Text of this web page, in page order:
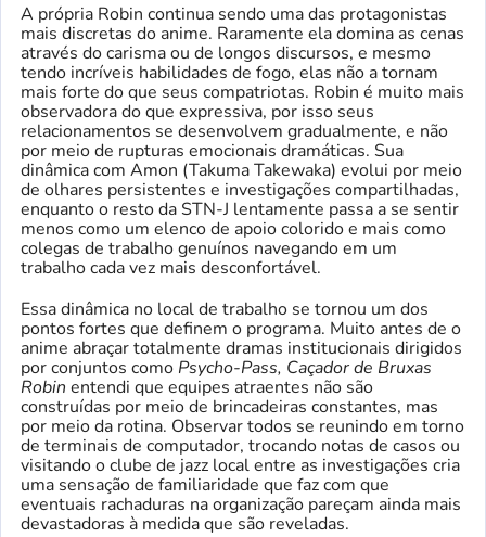
A própria Robin continua sendo uma das protagonistas
mais discretas do anime. Raramente ela domina as cenas
através do carisma ou de longos discursos, e mesmo
tendo incríveis habilidades de fogo, elas não a tornam
mais forte do que seus compatriotas. Robin é muito mais
observadora do que expressiva, por isso seus
relacionamentos se desenvolvem gradualmente, e não
por meio de rupturas emocionais dramáticas. Sua
dinâmica com Amon (Takuma Takewaka) evolui por meio
de olhares persistentes e investigações compartilhadas,
enquanto o resto da STN-J lentamente passa a se sentir
menos como um elenco de apoio colorido e mais como
colegas de trabalho genuínos navegando em um
trabalho cada vez mais desconfortável.
Essa dinâmica no local de trabalho se tornou um dos
pontos fortes que definem o programa. Muito antes de o
anime abraçar totalmente dramas institucionais dirigidos
por conjuntos como Psycho-Pass, Caçador de Bruxas
Robin entendi que equipes atraentes não são
construídas por meio de brincadeiras constantes, mas
por meio da rotina. Observar todos se reunindo em torno
de terminais de computador, trocando notas de casos ou
visitando o clube de jazz local entre as investigações cria
uma sensação de familiaridade que faz com que
eventuais rachaduras na organização pareçam ainda mais
devastadoras à medida que são reveladas.